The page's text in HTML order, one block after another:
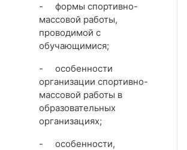
-формы спортивно-
массовой работы,
проводимой с
обучающимися;
-особенности
организации спортивно-
массовой работы в
образовательных
организациях;
-особенности,